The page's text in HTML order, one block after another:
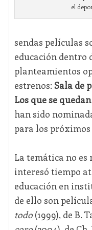
el
sendas películas
educación dentro
planteamientos
estrenos: Sala de
Los que se quedan
han sido
para los próximos
La temática no es
interesó tiempo
educación en
de ello son
todo (1999), de B.